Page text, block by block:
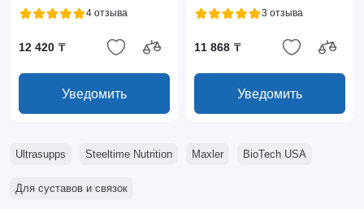
4 отзыва
12 420 ₸
Уведомить
3 отзыва
11 868 ₸
Уведомить
Ultrasupps Steeltime Nutrition Maxler BioTech USA
Для суставов и связок